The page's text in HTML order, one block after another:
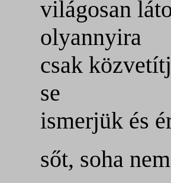
világosan
olyannyira
csak
se
ismerjük és
sőt, soha